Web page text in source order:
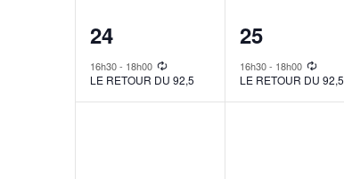
1
event,
24
16h30- 18h00
LE RETOUR DU 92,5
1
event,
25
16h30- 18h00
LE RETOUR DU 92,5